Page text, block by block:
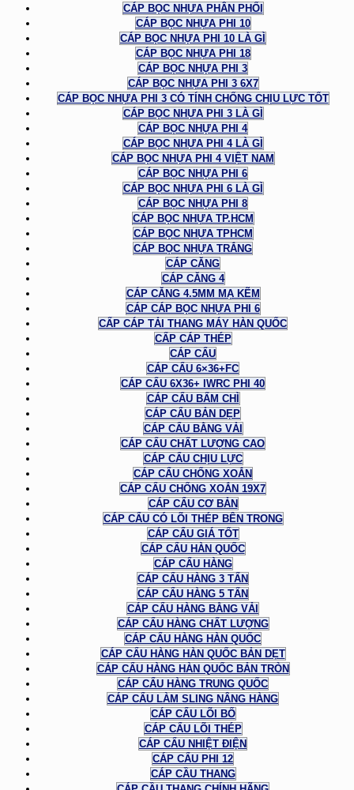
CÁP BỌC NHỰA PHÂN PHỐI
CÁP BỌC NHỰA PHI 10
CÁP BỌC NHỰA PHI 10 LÀ GÌ
CÁP BỌC NHỰA PHI 18
CÁP BỌC NHỰA PHI 3
CÁP BỌC NHỰA PHI 3 6X7
CÁP BỌC NHỰA PHI 3 CÓ TÍNH CHỐNG CHỊU LỰC TỐT
CÁP BỌC NHỰA PHI 3 LÀ GÌ
CÁP BỌC NHỰA PHI 4
CÁP BỌC NHỰA PHI 4 LÀ GÌ
CÁP BỌC NHỰA PHI 4 VIỆT NAM
CÁP BỌC NHỰA PHI 6
CÁP BỌC NHỰA PHI 6 LÀ GÌ
CÁP BỌC NHỰA PHI 8
CÁP BỌC NHỰA TP.HCM
CÁP BỌC NHỰA TPHCM
CÁP BỌC NHỰA TRẮNG
CÁP CĂNG
CÁP CĂNG 4
CÁP CĂNG 4.5MM MẠ KẼM
CÁP CÁP BỌC NHỰA PHI 6
CẤP CÁP TẢI THANG MÁY HÀN QUỐC
CẤP CÁP THÉP
CÁP CẨU
CÁP CẨU 6×36+FC
CÁP CẨU 6X36+ IWRC PHI 40
CÁP CẨU BẤM CHÌ
CÁP CẨU BẢN DẸP
CÁP CẨU BẰNG VẢI
CÁP CẨU CHẤT LƯỢNG CAO
CÁP CẨU CHỊU LỰC
CÁP CẨU CHỐNG XOẮN
CÁP CẨU CHỐNG XOẮN 19X7
CÁP CẨU CƠ BẢN
CÁP CẨU CÓ LÕI THÉP BÊN TRONG
CÁP CẨU GIÁ TỐT
CÁP CẨU HÀN QUỐC
CÁP CẨU HÀNG
CÁP CẨU HÀNG 3 TẤN
CÁP CẨU HÀNG 5 TẤN
CÁP CẨU HÀNG BẰNG VẢI
CÁP CẨU HÀNG CHẤT LƯỢNG
CÁP CẨU HÀNG HÀN QUỐC
CÁP CẨU HÀNG HÀN QUỐC BẢN DẸT
CÁP CẨU HÀNG HÀN QUỐC BẢN TRÒN
CÁP CẨU HÀNG TRUNG QUỐC
CÁP CẨU LÀM SLING NÂNG HÀNG
CÁP CẨU LÕI BỐ
CÁP CẨU LÕI THÉP
CÁP CẨU NHIỆT ĐIỆN
CÁP CẨU PHI 12
CÁP CẦU THANG